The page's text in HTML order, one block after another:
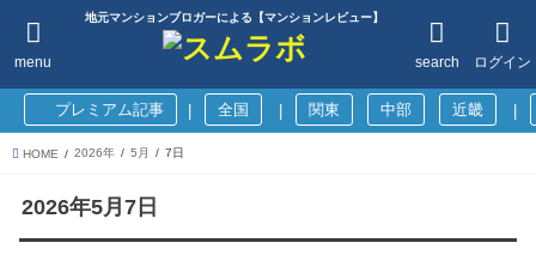
地元マンションブロガーによる【マンションレビュー】
ログイン
search
menu
プレミアム記事 全国 関東 中部 近畿
HOME 2026年 5月 7日
2026年5月7日